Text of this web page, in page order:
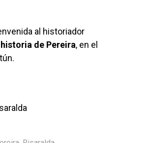
al historiador
de Pereira, en el